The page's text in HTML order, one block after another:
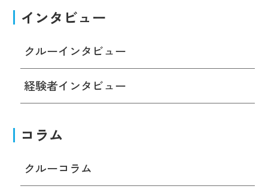
インタビュー
クルーインタビュー
経験者インタビュー
コラム
クルーコラム